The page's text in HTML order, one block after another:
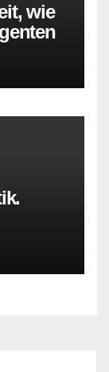
wie